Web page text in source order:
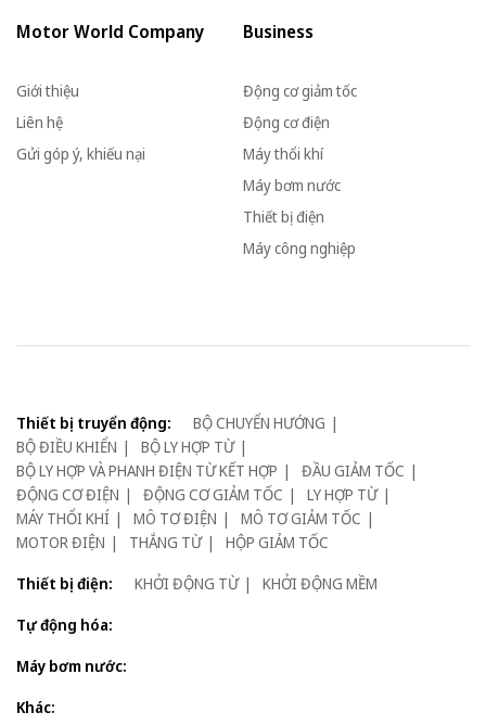
Motor World Company
Giới thiệu
Liên hệ
Gửi góp ý, khiếu nại
Business
Động cơ giảm tốc
Động cơ điện
Máy thổi khí
Máy bơm nước
Thiết bị điện
Máy công nghiệp
Thiết bị truyển động:
BỘ CHUYỂN HƯỚNG
BỘ ĐIỀU KHIỂN
BỘ LY HỢP TỪ
BỘ LY HỢP VÀ PHANH ĐIỆN TỪ KẾT HỢP
ĐẦU GIẢM TỐC
ĐỘNG CƠ ĐIỆN
ĐỘNG CƠ GIẢM TỐC
LY HỢP TỪ
MÁY THỔI KHÍ
MÔ TƠ ĐIỆN
MÔ TƠ GIẢM TỐC
MOTOR ĐIỆN
THẮNG TỪ
HỘP GIẢM TỐC
Thiết bị điện:
KHỞI ĐỘNG TỪ
KHỞI ĐỘNG MỀM
Tự động hóa:
Máy bơm nước:
Khác: